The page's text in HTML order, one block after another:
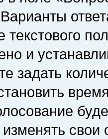
текстового
и
задать
свои